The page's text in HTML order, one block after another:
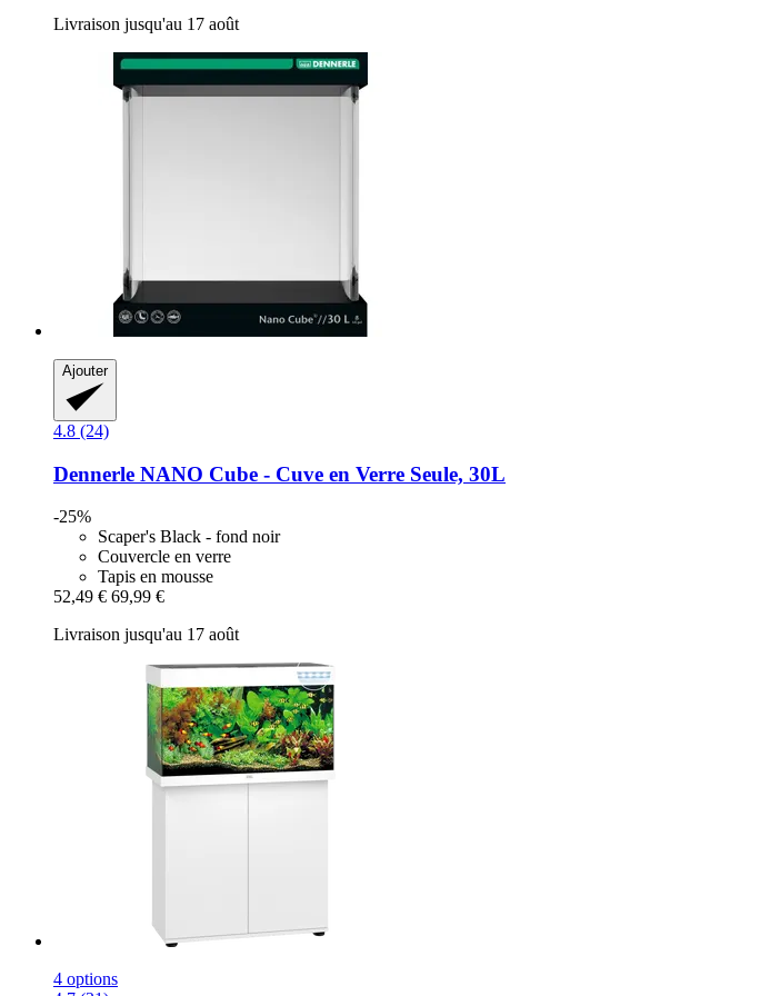
Livraison jusqu'au 17 août
Ajouter
4.8 (24)
Dennerle NANO Cube -​ Cuve en Verre Seule, 30L
-25%
Scaper's Black - fond noir
Couvercle en verre
Tapis en mousse
52,49 € 69,99 €
Livraison jusqu'au 17 août
4 options